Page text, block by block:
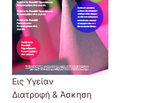
Εις Υγείαν
Διατροφή & Άσκηση